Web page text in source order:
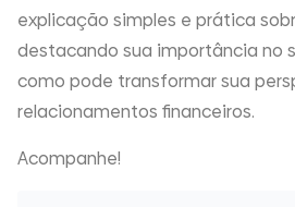
explicação simples e prática
destacando sua importância no
como pode transformar sua
relacionamentos financeiros.
Acompanhe!